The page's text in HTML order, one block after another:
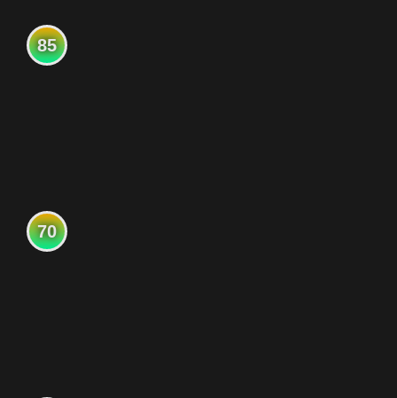
85
70